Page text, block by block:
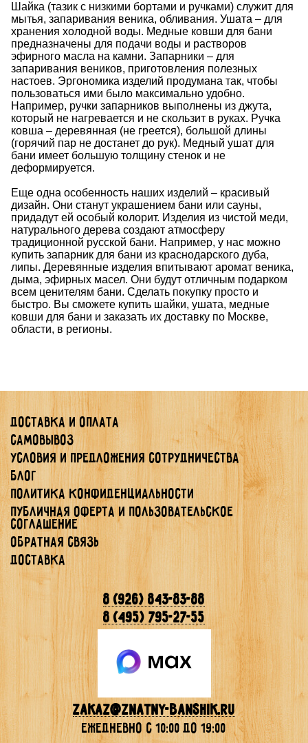
Шайка (тазик с низкими бортами и ручками) служит для
мытья, запаривания веника, обливания. Ушата – для
хранения холодной воды. Медные ковши для бани
предназначены для подачи воды и растворов
эфирного масла на камни. Запарники – для
запаривания веников, приготовления полезных
настоев. Эргономика изделий продумана так, чтобы
пользоваться ими было максимально удобно.
Например, ручки запарников выполнены из джута,
который не нагревается и не скользит в руках. Ручка
ковша – деревянная (не греется), большой длины
(горячий пар не достанет до рук). Медный ушат для
бани имеет большую толщину стенок и не
деформируется.
Еще одна особенность наших изделий – красивый
дизайн. Они станут украшением бани или сауны,
придадут ей особый колорит. Изделия из чистой меди,
натурального дерева создают атмосферу
традиционной русской бани. Например, у нас можно
купить запарник для бани из краснодарского дуба,
липы. Деревянные изделия впитывают аромат веника,
дыма, эфирных масел. Они будут отличным подарком
всем ценителям бани. Сделать покупку просто и
быстро. Вы сможете купить шайки, ушата, медные
ковши для бани и заказать их доставку по Москве,
области, в регионы.
Доставка и оплата
Самовывоз
Условия и предложения сотрудничества
Блог
Политика конфиденциальности
Публичная Оферта и Пользовательское
Соглашение
Обратная связь
Доставка
8 (926) 843-83-88
8 (495) 795-27-55
Zakaz@znatny-banshik.ru
ежедневно с 10:00 до 19:00